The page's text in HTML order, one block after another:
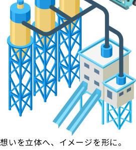
想いを立体へ、イメージを形に。